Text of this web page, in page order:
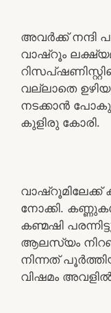
അവർക്ക്
വാഷ്റൂം
വല്ലാതെ
നടക്കാൻ
കുളിരു കോരി.
നോക്കി.
കണ്മഷി
ആലസ്യം
നിന്നത്
വിഷമം